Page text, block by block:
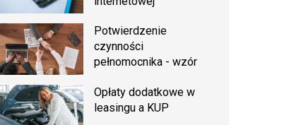
Potwierdzenie
czynności
pełnomocnika - wzór
Opłaty dodatkowe w
leasingu a KUP